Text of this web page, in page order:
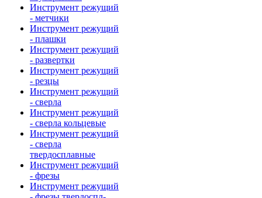
Инструмент режущий
- метчики
Инструмент режущий
- плашки
Инструмент режущий
- развертки
Инструмент режущий
- резцы
Инструмент режущий
- сверла
Инструмент режущий
- сверла кольцевые
Инструмент режущий
- сверла
твердосплавные
Инструмент режущий
- фрезы
Инструмент режущий